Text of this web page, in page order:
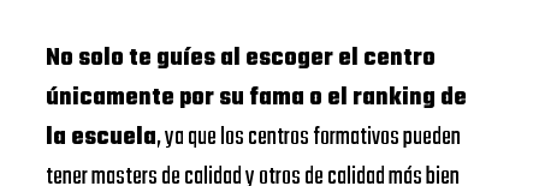
No solo te guíes al escoger el centro
únicamente por su fama o el ranking de
la escuela, ya que los centros formativos pueden
tener masters de calidad y otros de calidad más bien